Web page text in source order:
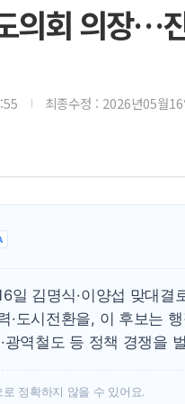
의회 의장…
최종수정 : 2026년05월
일 김명식·이양섭 맞대결
·도시전환을, 이 후보는
광역철도 등 정책 경쟁을
정확하지 않을 수 있어요.